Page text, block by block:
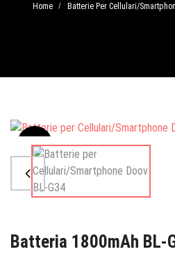
Home / Batterie Per Cellulari/
Sale
Batteria 1800mAh BL-